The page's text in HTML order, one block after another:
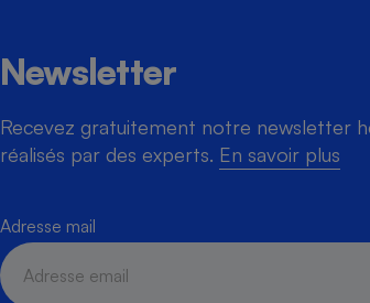
Newsletter
Recevez gratuitement notre newsletter
réalisés par des experts. En savoir plus
Adresse mail